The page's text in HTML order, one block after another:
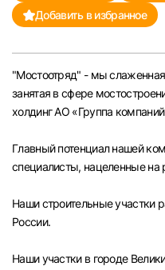
Казань
Челябинск
Пермь
Самара
Оренбург
Добавить в избранное
"Мостоотряд" - мы
занятая в сфере
холдинг АО «Группа
Главный потенциал нашей
специалисты, нацеленные
Наши строительные участки
России.
Наши участки в городе